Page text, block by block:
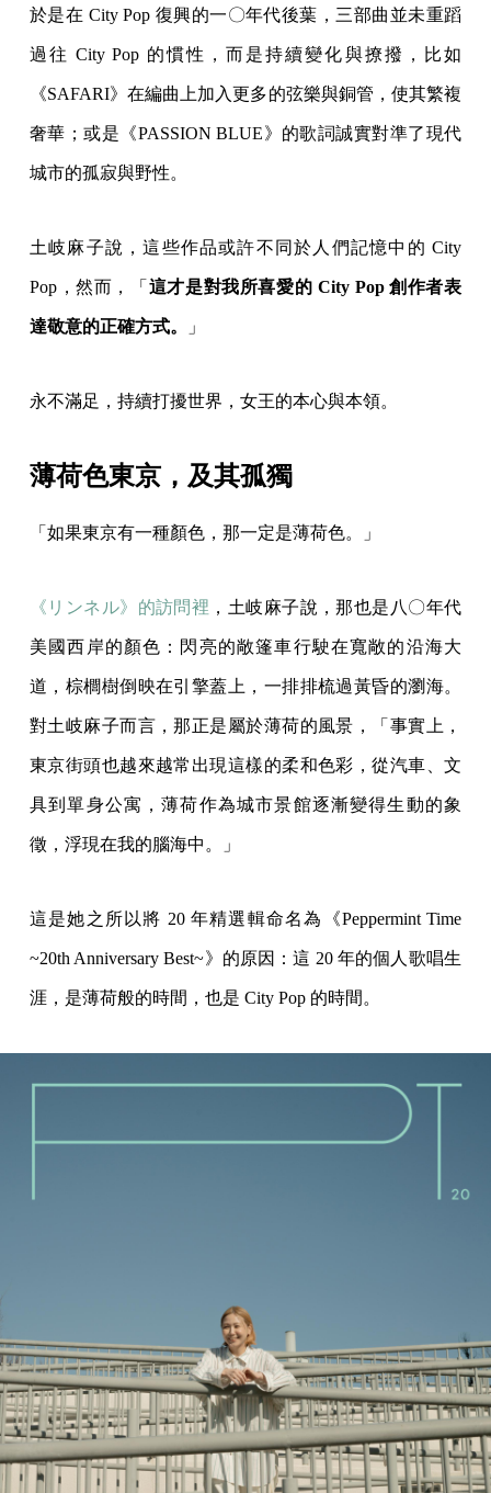
於是在 City Pop 復興的一〇年代後葉，三部曲並未重蹈
過往 City Pop 的慣性，而是持續變化與撩撥，比如
《SAFARI》在編曲上加入更多的弦樂與銅管，使其繁複
奢華；或是《PASSION BLUE》的歌詞誠實對準了現代
城市的孤寂與野性。
土岐麻子說，這些作品或許不同於人們記憶中的 City
Pop，然而，「 這才是對我所喜愛的 City Pop 創作者表
達敬意的正確方式。 」
永不滿足，持續打擾世界，女王的本心與本領。
薄荷色東京，及其孤獨
「如果東京有一種顏色，那一定是薄荷色。」
《リンネル》的訪問裡 ，土岐麻子說，那也是八〇年代
美國西岸的顏色：閃亮的敞篷車行駛在寬敞的沿海大
道，棕櫚樹倒映在引擎蓋上，一排排梳過黃昏的瀏海。
對土岐麻子而言，那正是屬於薄荷的風景，「事實上，
東京街頭也越來越常出現這樣的柔和色彩，從汽車、文
具到單身公寓，薄荷作為城市景館逐漸變得生動的象
徵，浮現在我的腦海中。」
這是她之所以將 20 年精選輯命名為《Peppermint Time
~20th Anniversary Best~》的原因：這 20 年的個人歌唱生
涯，是薄荷般的時間，也是 City Pop 的時間。